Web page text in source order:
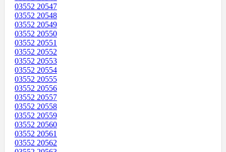
03552 20547
03552 20548
03552 20549
03552 20550
03552 20551
03552 20552
03552 20553
03552 20554
03552 20555
03552 20556
03552 20557
03552 20558
03552 20559
03552 20560
03552 20561
03552 20562